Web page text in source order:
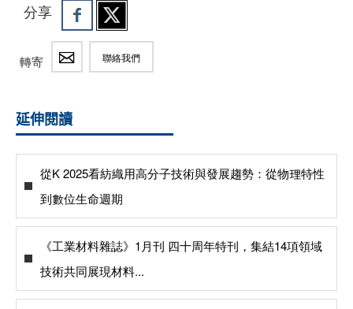
分享
轉寄 聯絡我們
延伸閱讀
從K 2025看紡織用高分子技術與發展趨勢：從物理特性
到數位生命週期
《工業材料雜誌》1月刊 四十周年特刊，集結14項領域
技術共同展現材料...